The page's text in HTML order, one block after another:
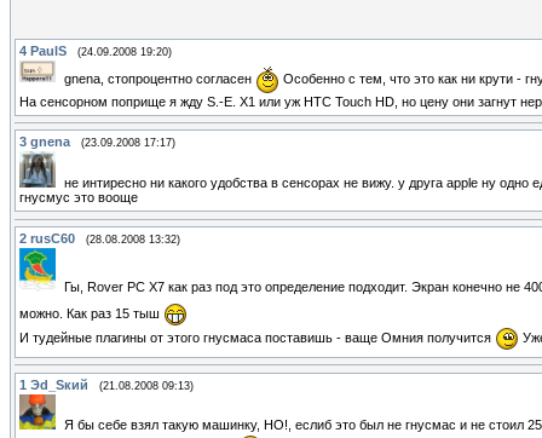
4 PaulS (24.09.2008 19:20)
gnena, стопроцентно согласен
Особенно с тем, что это как ни крути -
На сенсорном поприще я жду S.-E. X1 или уж HTC Touch HD, но цену они загнут
3 gnena (23.09.2008 17:17)
не интиресно ни какого удобства в сенсорах не вижу. у друга apple ну
гнусмус это вооще
2 rusC60 (28.08.2008 13:32)
Гы, Rover PC X7 как раз под это определение подходит. Экран конечно не
можно. Как раз 15 тыш
И тудейные плагины от этого гнусмаса поставишь - ваще Омния получится
1 Эd_Sкий (21.08.2008 09:13)
Я бы себе взял такую машинку, НО!, еслиб это был не гнусмас и не стоил